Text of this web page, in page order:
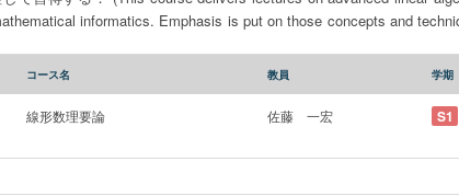
informatics. Emphasis is put on those concepts and
コース名 教員 学期
線形数理要論 佐藤 一宏 S1